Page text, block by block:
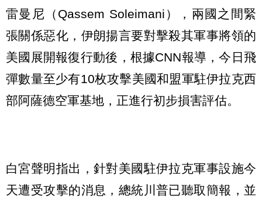
雷曼尼（Qassem Soleimani），兩國之間緊
張關係惡化，伊朗揚言要對擊殺其軍事將領的
美國展開報復行動後，根據CNN報導，今日飛
彈數量至少有10枚攻擊美國和盟軍駐伊拉克西
部阿薩德空軍基地，正進行初步損害評估。
白宮聲明指出，針對美國駐伊拉克軍事設施今
天遭受攻擊的消息，總統川普已聽取簡報，並